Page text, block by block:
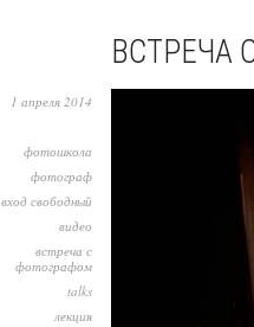
ВСТРЕЧА С
1 апреля 2014
фотошкола
фотограф
вход свободный
видео
встреча с
фотографом
talks
лекция